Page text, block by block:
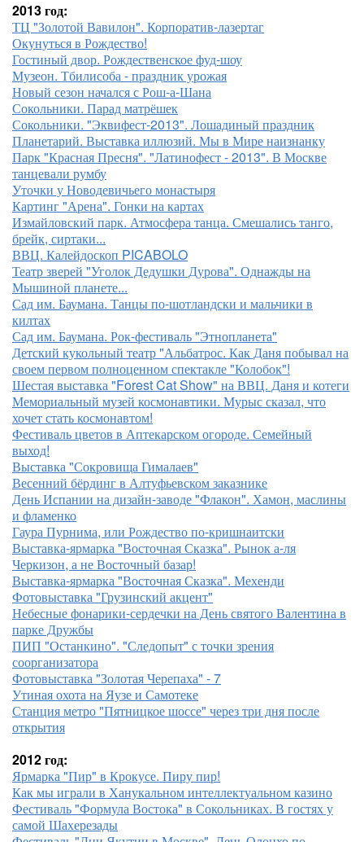
2013 год:
ТЦ "Золотой Вавилон". Корпоратив-лазертаг
Окунуться в Рождество!
Гостиный двор. Рождественское фуд-шоу
Музеон. Тбилисоба - праздник урожая
Новый сезон начался с Рош-а-Шана
Сокольники. Парад матрёшек
Сокольники. "Эквифест-2013". Лошадиный праздник
Планетарий. Выставка иллюзий. Мы в Мире наизнанку
Парк "Красная Пресня". "Латинофест - 2013". В Москве
танцевали румбу
Уточки у Новодевичьего монастыря
Картинг "Арена". Гонки на картах
Измайловский парк. Атмосфера танца. Смешались танго,
брейк, сиртаки...
ВВЦ. Калейдоскоп PICABOLO
Театр зверей "Уголок Дедушки Дурова". Однажды на
Мышиной планете...
Сад им. Баумана. Танцы по-шотландски и мальчики в
килтах
Сад им. Баумана. Рок-фестиваль "Этнопланета"
Детский кукольный театр "Альбатрос. Как Даня побывал на
своем первом полноценном спектакле "Колобок"!
Шестая выставка "Forest Cat Show" на ВВЦ. Даня и котеги
Мемориальный музей космонавтики. Мурыс сказал, что
хочет стать космонавтом!
Фестиваль цветов в Аптекарском огороде. Семейный
выход!
Выставка "Сокровища Гималаев"
Весенний бёрдинг в Алтуфьевском заказнике
День Испании на дизайн-заводе "Флакон". Хамон, маслины
и фламенко
Гаура Пурнима, или Рождество по-кришнаитски
Выставка-ярмарка "Восточная Сказка". Рынок а-ля
Черкизон, а не Восточный базар!
Выставка-ярмарка "Восточная Сказка". Мехенди
Фотовыставка "Грузинский акцент"
Небесные фонарики-сердечки на День святого Валентина в
парке Дружбы
ПИП "Останкино". "Следопыт" с точки зрения
соорганизатора
Фотовыставка "Золотая Черепаха" - 7
Утиная охота на Яузе и Самотеке
Станция метро "Пятницкое шоссе" через три дня после
открытия
2012 год:
Ярмарка "Пир" в Крокусе. Пиру пир!
Как мы играли в Ханукальном интеллектуальном казино
Фестиваль "Формула Востока" в Сокольниках. В гостях у
самой Шахерезады